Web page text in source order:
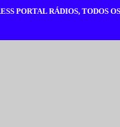
PORTAL RÁDIOS, TODOS